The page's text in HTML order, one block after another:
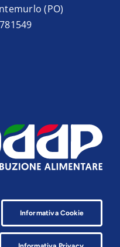
(PO)
Informativa Cookie